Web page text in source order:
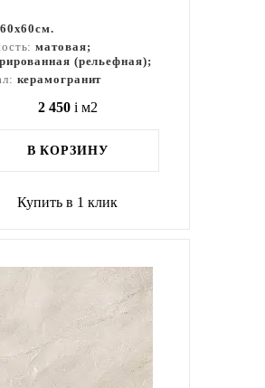
60x60см.
матовая;
(рельефная);
керамогранит
2 450 i м2
В КОРЗИНУ
Купить в 1 клик